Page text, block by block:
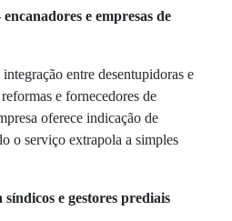
e empresas de
entre desentupidoras e
e fornecedores de
oferece indicação de
o serviço extrapola a simples
síndicos e gestores prediais